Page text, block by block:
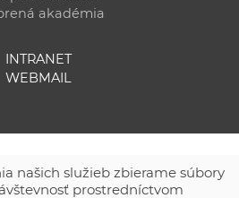
akadémia
INTRANET
WEBMAIL
našich služieb zbierame súbory
prostredníctvom